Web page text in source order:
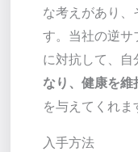
な考えがあり、
す。当社の逆サ
に対抗して、自
なり、健康を維
を与えてくれま
入手方法